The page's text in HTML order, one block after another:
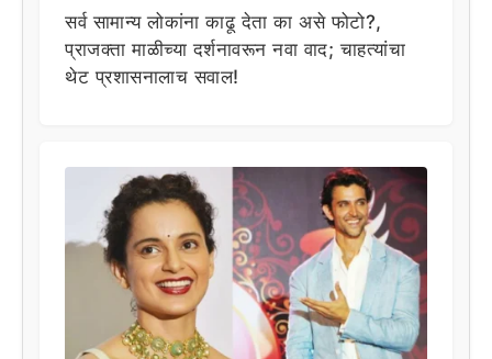
सर्व सामान्य लोकांना काढू देता का असे फोटो?,
प्राजक्ता माळीच्या दर्शनावरून नवा वाद; चाहत्यांचा
थेट प्रशासनालाच सवाल!